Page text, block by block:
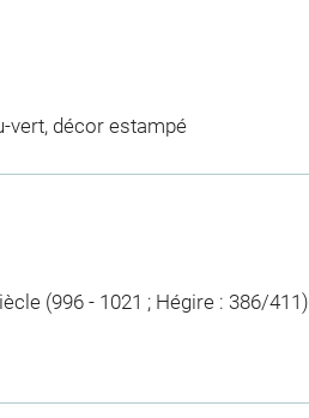
vert, décor estampé
(996 - 1021 ; Hégire : 386/411)